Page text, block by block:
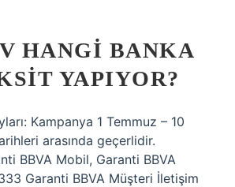
HANGI BANKA
YAPIYOR?
Kampanya 1 Temmuz – 10
​​arasında geçerlidir.
BBVA Mobil, Garanti BBVA
Garanti BBVA Müşteri İletişim